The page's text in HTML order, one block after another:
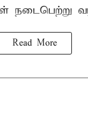
நடைபெற்று
Read More